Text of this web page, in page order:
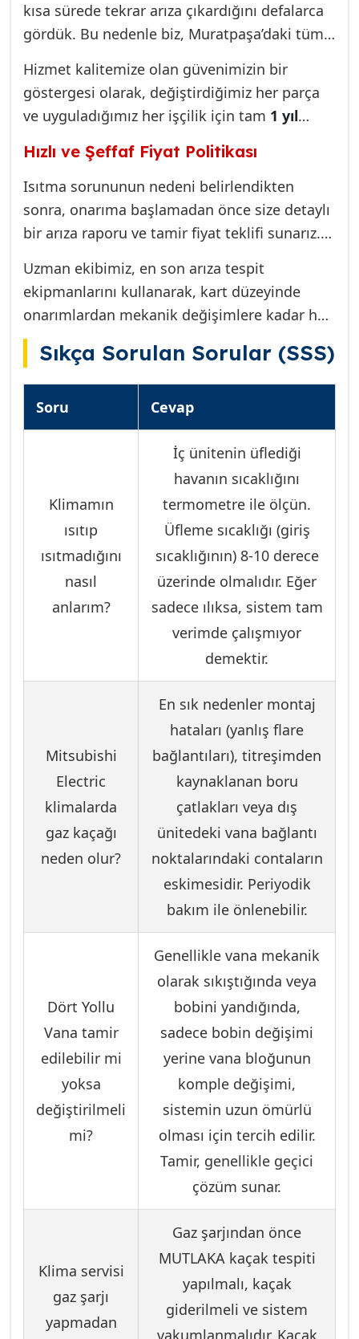
kısa sürede tekrar arıza çıkardığını defalarca
gördük. Bu nedenle biz, Muratpaşa’daki tüm
işlemlerimizde sadece orijinal veya üretici
onaylı (OEM) yedek parçalar kullanırız. Bu,
özellikle Dört Yollu Vana, Kompresör
Kapasitörleri ve Elektronik Kart Röleleri gibi
prensibimizdir.
Hizmet kalitemize olan güvenimizin bir
göstergesi olarak, değiştirdiğimiz her parça
ve uyguladığımız her işçilik için tam 1 yıl
bugün değil, tüm kış boyunca iç huzuruyla
ısınma imkanı sunar.
Hızlı ve Şeffaf Fiyat Politikası
Isıtma sorununun nedeni belirlendikten
sonra, onarıma başlamadan önce size detaylı
bir arıza raporu ve tamir fiyat teklifi sunarız.
çalışma prensibimizde yer almaz. Etiler
bölgesine özel hızlı servis ağımız sayesinde,
kış ortasında klimasız kalma sürenizi
minimuma indiririz.
Uzman ekibimiz, en son arıza tespit
ekipmanlarını kullanarak, kart düzeyinde
onarımlardan mekanik değişimlere kadar her
türlü arızayı yerinde ve hızla çözebilir. Eğer
Antalya Geneli bölgesinde hizmet arıyorsanız,
çözüm ortağımız Antalya Klima Teknik ile
iletişime geçebilirsiniz. Biz, daima yerel ve
güvenilir çözümler sunmayı hedefliyoruz.
Sıkça Sorulan Sorular (SSS)
Soru Cevap
Klimamın
ısıtıp
ısıtmadığını
nasıl
anlarım?
İç ünitenin üflediği
havanın sıcaklığını
termometre ile ölçün.
Üfleme sıcaklığı (giriş
sıcaklığının) 8-10 derece
üzerinde olmalıdır. Eğer
sadece ılıksa, sistem tam
verimde çalışmıyor
demektir.
Mitsubishi
Electric
klimalarda
gaz kaçağı
neden olur?
En sık nedenler montaj
hataları (yanlış flare
bağlantıları), titreşimden
kaynaklanan boru
çatlakları veya dış
ünitedeki vana bağlantı
noktalarındaki contaların
eskimesidir. Periyodik
bakım ile önlenebilir.
Dört Yollu
Vana tamir
edilebilir mi
yoksa
değiştirilmeli
mi?
Genellikle vana mekanik
olarak sıkıştığında veya
bobini yandığında,
sadece bobin değişimi
yerine vana bloğunun
komple değişimi,
sistemin uzun ömürlü
olması için tercih edilir.
Tamir, genellikle geçici
çözüm sunar.
Klima servisi
gaz şarjı
yapmadan
Gaz şarjından önce
MUTLAKA kaçak tespiti
yapılmalı, kaçak
giderilmeli ve sistem
vakumlanmalıdır. Kaçak